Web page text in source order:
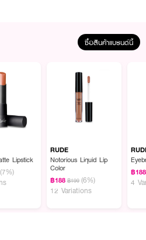
ซ็ตแปรงหน้า 5 ชิ้น 5 สี ลิมิเต็ดเอดิชั่นจากเม
ซื้อสินค้าแบรนด์นี้
Lipstick
(7%)
RUDE
Notorious Liquid Lip
Color
฿188 ฿199 (6%)
12 Variations
฿188
4